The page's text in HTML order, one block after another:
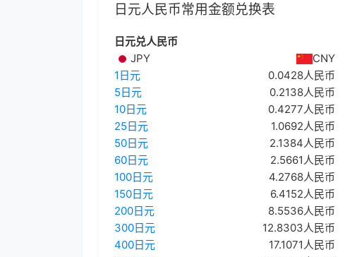
日元人民币常用金额兑换表
日元兑人民币
JPY
CNY
1日元
0.0428人民币
5日元
0.2138人民币
10日元
0.4277人民币
25日元
1.0692人民币
50日元
2.1384人民币
60日元
2.5661人民币
100日元
4.2768人民币
150日元
6.4152人民币
200日元
8.5536人民币
300日元
12.8303人民币
400日元
17.1071人民币